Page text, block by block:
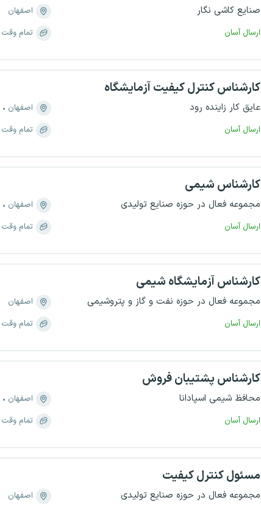
صنایع کاشی نگار
ارسال آسان
اصفهان
تمام وقت
کارشناس کنترل کیفیت آزمایشگاه
عایق کار زاینده رود
ارسال آسان
اصفهان
تمام وقت
کارشناس شیمی
مجموعه فعال در حوزه صنایع تولیدی
ارسال آسان
اصفهان
تمام وقت
کارشناس آزمایشگاه شیمی
مجموعه فعال در حوزه نفت و گاز و پتروشیمی
ارسال آسان
اصفهان
تمام وقت
کارشناس پشتیبان فروش
محافظ شیمی اسپادانا
ارسال آسان
اصفهان
تمام وقت
مسئول کنترل کیفیت
مجموعه فعال در حوزه صنایع تولیدی
اصفهان